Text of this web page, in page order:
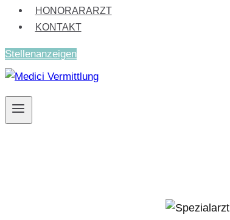
HONORARARZT
KONTAKT
Stellenanzeigen